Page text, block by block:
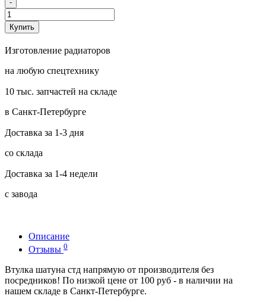
-
Купить
Изготовление радиаторов
на любую спецтехнику
10 тыс. запчастей на складе
в Санкт-Петербурге
Доставка за 1-3 дня
со склада
Доставка за 1-4 недели
с завода
Описание
Отзывы 0
Втулка шатуна стд напрямую от производителя без
посредников! По низкой цене от 100 руб - в наличии на
нашем складе в Санкт-Петербурге.